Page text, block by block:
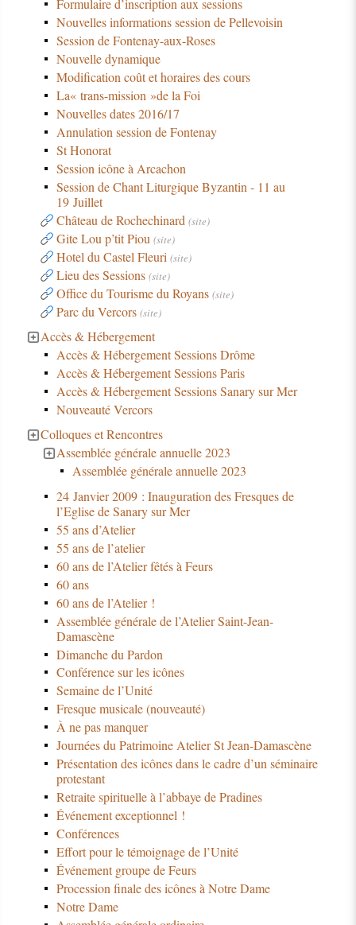
Formulaire d’inscription aux sessions
Nouvelles informations session de Pellevoisin
Session de Fontenay-aux-Roses
Nouvelle dynamique
Modification coût et horaires des cours
La« trans-mission »de la Foi
Nouvelles dates 2016/17
Annulation session de Fontenay
St Honorat
Session icône à Arcachon
Session de Chant Liturgique Byzantin - 11 au
19 Juillet
Château de Rochechinard (site)
Gite Lou p’tit Piou (site)
Hotel du Castel Fleuri (site)
Lieu des Sessions (site)
Office du Tourisme du Royans (site)
Parc du Vercors (site)
Accès & Hébergement
Accès & Hébergement Sessions Drôme
Accès & Hébergement Sessions Paris
Accès & Hébergement Sessions Sanary sur Mer
Nouveauté Vercors
Colloques et Rencontres
Assemblée générale annuelle 2023
Assemblée générale annuelle 2023
24 Janvier 2009 : Inauguration des Fresques de
l’Eglise de Sanary sur Mer
55 ans d’Atelier
55 ans de l’atelier
60 ans de l’Atelier fêtés à Feurs
60 ans
60 ans de l’Atelier !
Assemblée générale de l’Atelier Saint-Jean-
Damascène
Dimanche du Pardon
Conférence sur les icônes
Semaine de l’Unité
Fresque musicale (nouveauté)
À ne pas manquer
Journées du Patrimoine Atelier St Jean-Damascène
Présentation des icônes dans le cadre d’un séminaire
protestant
Retraite spirituelle à l’abbaye de Pradines
Événement exceptionnel !
Conférences
Effort pour le témoignage de l’Unité
Événement groupe de Feurs
Procession finale des icônes à Notre Dame
Notre Dame